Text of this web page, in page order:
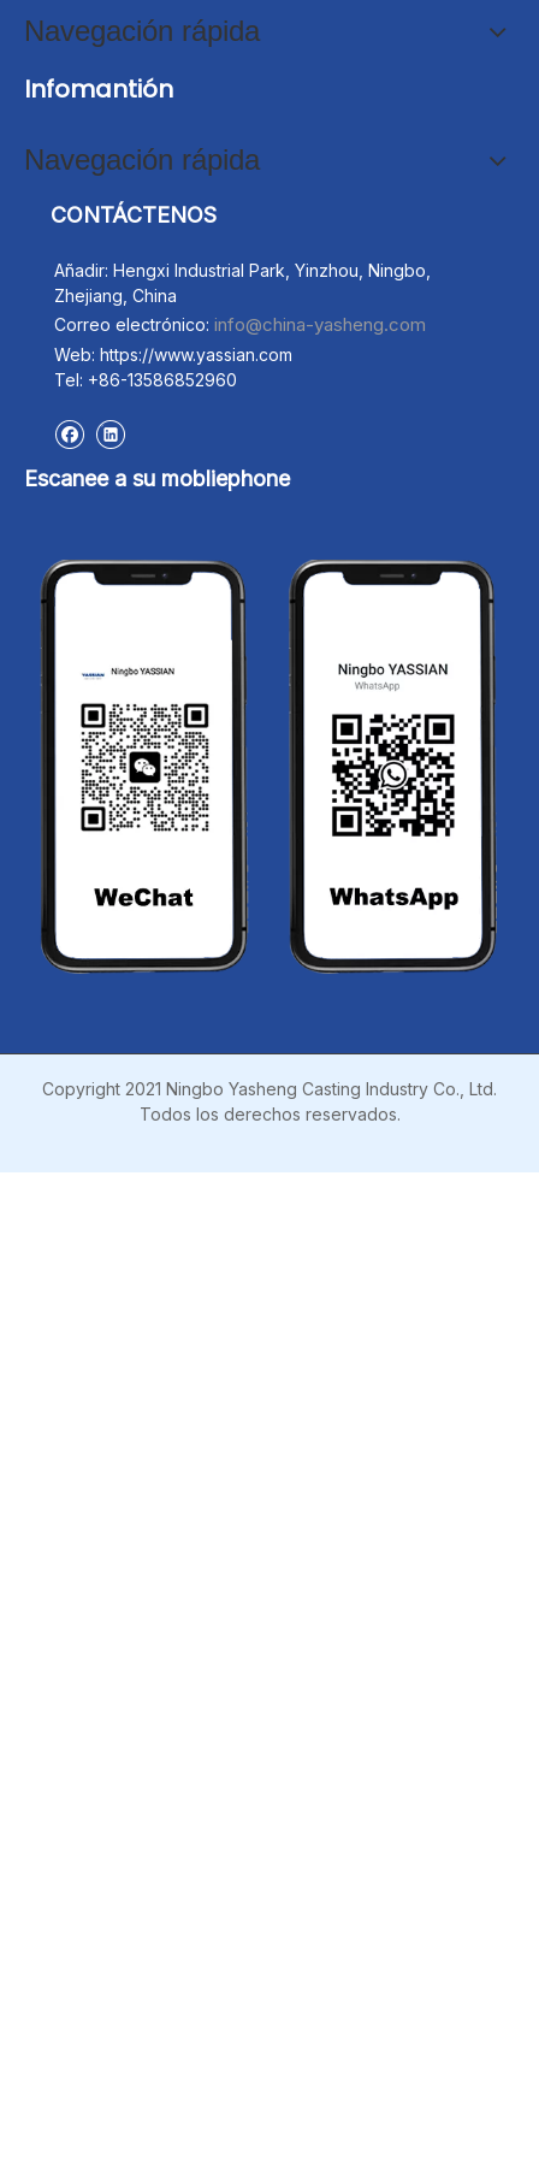
Komatsu Daewoo Doosan
Navegación rápida
Infomantión
Navegación rápida
CONTÁCTENOS
Añadir: Hengxi Industrial Park, Yinzhou, Ningbo,
Zhejiang, China
Correo electrónico: info@china-yasheng.com
Web: https://www.yassian.com
Tel: +86-13586852960
Escanee a su mobliephone
Copyright 2021 Ningbo Yasheng Casting Industry Co., Ltd.
Todos los derechos reservados.